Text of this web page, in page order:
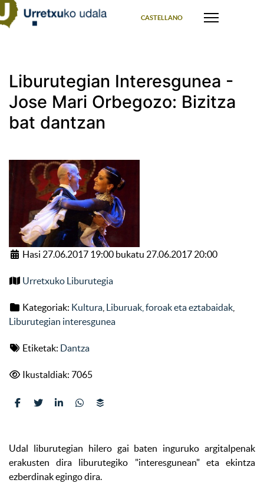
CASTELLANO
Liburutegian Interesgunea -
Jose Mari Orbegozo: Bizitza
bat dantzan
Hasi 27.06.2017 19:00 bukatu 27.06.2017 20:00
Urretxuko Liburutegia
Kategoriak: Kultura Liburuak, foroak eta eztabaidak
Liburutegian interesgunea
Etiketak: Dantza
Ikustaldiak: 7065
Udal liburutegian hilero gai baten inguruko argitalpenak
erakusten dira liburutegiko "interesgunean" eta ekintza
ezberdinak egingo dira.